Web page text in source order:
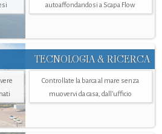
autoaffondandosi a Scapa Flow
TECNOLOGIA & RICERCA
Controllate la barca al mare senza
muovervi da casa, dall’ufficio